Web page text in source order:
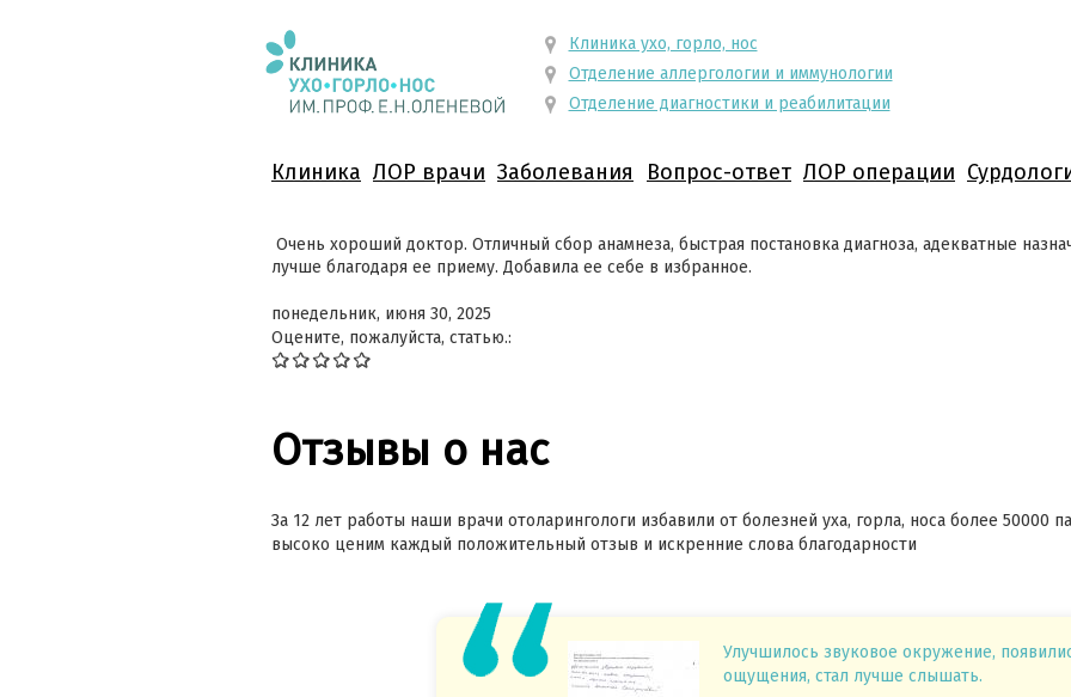
Клиника ухо, горло, нос
Отделение аллергологии и иммунологии
Отделение диагностики и реабилитации
Клиника ЛОР врачи Заболевания Вопрос-ответ ЛОР операции
Очень хороший доктор. Отличный сбор анамнеза, быстрая постановка диагноза, адекватные
лучше благодаря ее приему. Добавила ее себе в избранное.
понедельник, июня 30, 2025
Оцените, пожалуйста, статью.:
Отзывы о нас
За 12 лет работы наши врачи отоларингологи избавили от болезней уха, горла, носа более 50000
высоко ценим каждый положительный отзыв и искренние слова благодарности
Улучшилось звуковое окружение,
ощущения, стал лучше слышать.